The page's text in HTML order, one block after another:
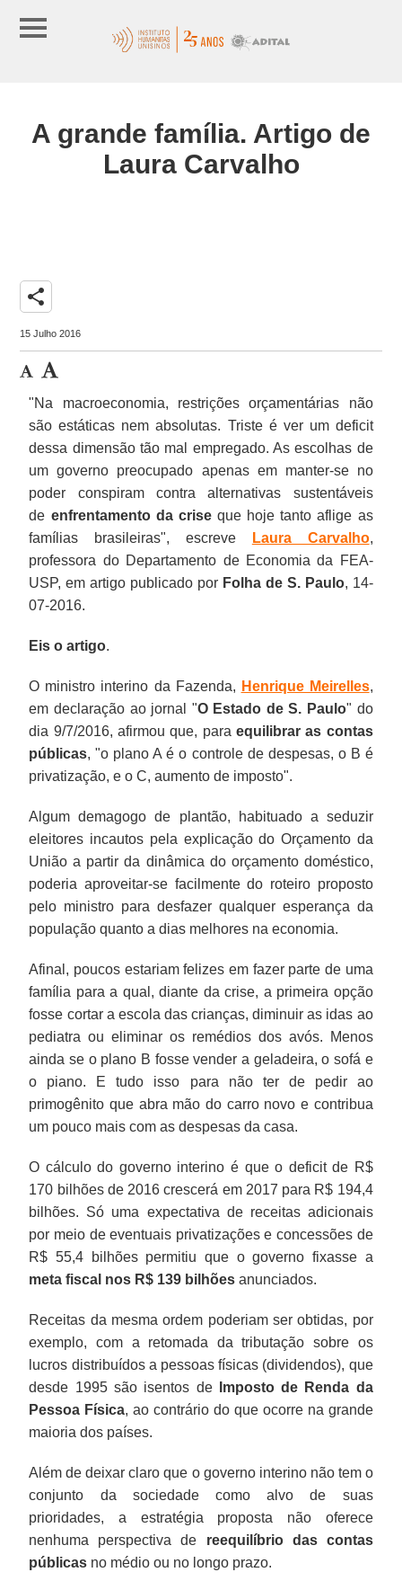
A grande família. Artigo de
Laura Carvalho
share
15 Julho 2016
"Na macroeconomia, restrições orçamentárias não
são estáticas nem absolutas. Triste é ver um deficit
dessa dimensão tão mal empregado. As escolhas de
um governo preocupado apenas em manter-se no
poder conspiram contra alternativas sustentáveis
de enfrentamento da criseque hoje tanto aflige as
famílias brasileiras", escreve
Laura Carvalho,
professora do Departamento de Economia da FEA-
USP, em artigo publicado por Folha de S. Paulo, 14-
07-2016.
Eis o artigo.
O ministro interino da Fazenda, Henrique Meirelles,
em declaração ao jornal "O Estado de S. Paulo" do
dia 9/7/2016, afirmou que, para equilibrar as contas
públicas, "o plano A é o controle de despesas, o B é
privatização, e o C, aumento de imposto".
Algum demagogo de plantão, habituado a seduzir
eleitores incautos pela explicação do Orçamento da
União a partir da dinâmica do orçamento doméstico,
poderia aproveitar-se facilmente do roteiro proposto
pelo ministro para desfazer qualquer esperança da
população quanto a dias melhores na economia.
Afinal, poucos estariam felizes em fazer parte de uma
família para a qual, diante da crise, a primeira opção
fosse cortar a escola das crianças, diminuir as idas ao
pediatra ou eliminar os remédios dos avós. Menos
ainda se o plano B fosse vender a geladeira, o sofá e
o piano. E tudo isso para não ter de pedir ao
primogênito que abra mão do carro novo e contribua
um pouco mais com as despesas da casa.
O cálculo do governo interino é que o deficit de R$
170 bilhões de 2016 crescerá em 2017 para R$ 194,4
bilhões. Só uma expectativa de receitas adicionais
por meio de eventuais privatizações e concessões de
R$ 55,4 bilhões permitiu que o governo fixasse a
meta fiscal nos R$ 139 bilhões anunciados.
Receitas da mesma ordem poderiam ser obtidas, por
exemplo, com a retomada da tributação sobre os
lucros distribuídos a pessoas físicas (dividendos), que
desde 1995 são isentos de
Imposto de Renda da
Pessoa Física, ao contrário do que ocorre na grande
maioria dos países.
Além de deixar claro que o governo interino não tem o
conjunto da sociedade como alvo de suas
prioridades, a estratégia proposta não oferece
nenhuma perspectiva de reequilíbrio das contas
públicas no médio ou no longo prazo.